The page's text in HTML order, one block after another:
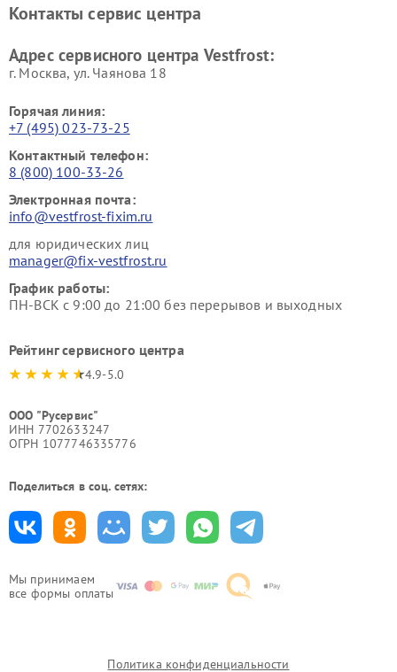
Мы принимаем
все формы оплаты
Vestfrost
Контакты сервис центра
Адрес сервисного центра Vestfrost:
г. Москва, ул. Чаянова 18
Горячая линия:
+7 (495) 023-73-25
Контактный телефон:
8 (800) 100-33-26
Электронная почта:
info@vestfrost-fixim.ru
для юридических лиц
manager@fix-vestfrost.ru
График работы:
ПН-ВСК с 9:00 до 21:00 без перерывов и выходных
Рейтинг сервисного центра
4.9-5.0
ООО "Русервис"
ИНН 7702633247
ОГРН 1077746335776
Поделиться в соц. сетях:
Политика конфиденциальности